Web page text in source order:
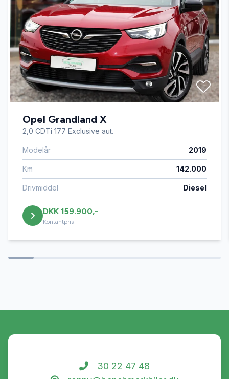
Opel Grandland X
2,0 CDTi 177 Exclusive aut.
Modelår 2019
Km 142.000
Drivmiddel Diesel
DKK 159.900,-
Kontantpris
30 22 47 48